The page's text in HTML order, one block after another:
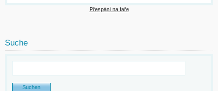
Přespání na faře
Suche